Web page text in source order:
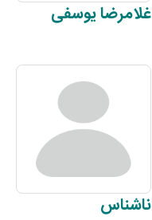
غلامرضایوسفی
ناشناس